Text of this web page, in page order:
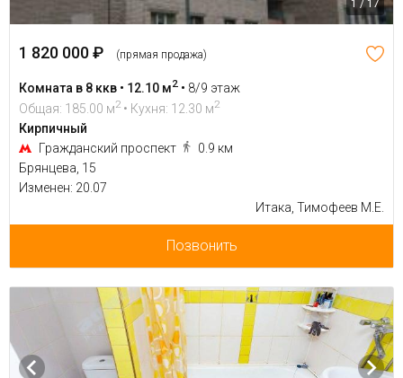
1 / 17
1 820 000 ₽ (прямая продажа)
Комната в 8 ккв • 12.10 м2 • 8/9 этаж
Общая: 185.00 м2 • Кухня: 12.30 м2
Кирпичный
Гражданский проспект
0.9 км
Брянцева, 15
Изменен: 20.07
Итака, Тимофеев М.Е.
Позвонить